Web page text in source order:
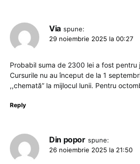
Via spune:
29 noiembrie 2025 la 00:27
Probabil suma de 2300 lei a fost pentru
Cursurile nu au început de la 1
,,chemată” la mijlocul lunii. Pentru
Reply
Din popor spune:
26 noiembrie 2025 la 21:50